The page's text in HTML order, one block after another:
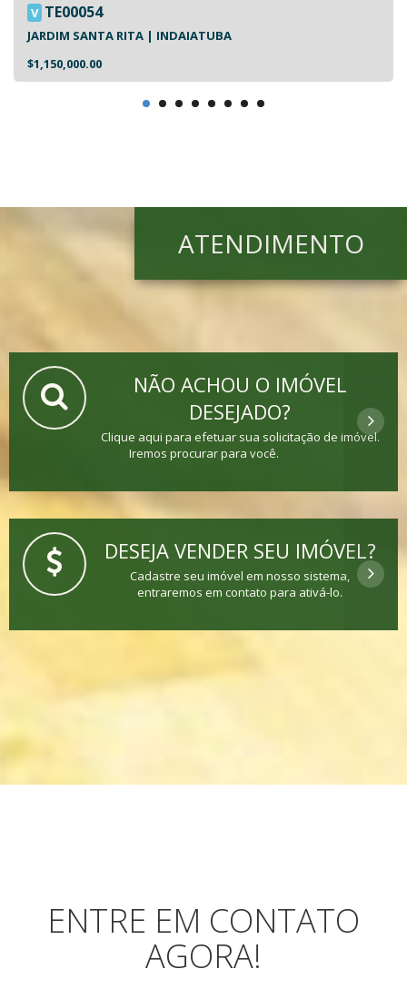
V TE00054
JARDIM SANTA RITA | INDAIATUBA
$1,150,000.00
ATENDIMENTO
NÃO ACHOU O IMÓVEL
DESEJADO?
Clique aqui para efetuar sua solicitação de imóvel.
Iremos procurar para você.
DESEJA VENDER SEU IMÓVEL?
Cadastre seu imóvel em nosso sistema,
entraremos em contato para ativá-lo.
ENTRE EM CONTATO
AGORA!